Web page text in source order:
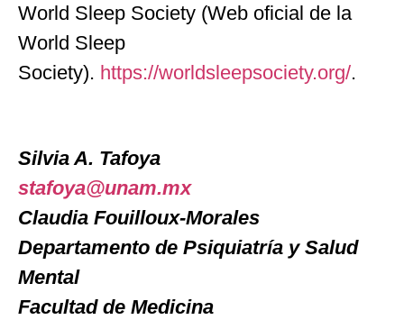
World Sleep Society (Web oficial de la
World Sleep
Society). https://worldsleepsociety.org/.
Silvia A. Tafoya
stafoya@unam.mx
Claudia Fouilloux-Morales
Departamento de Psiquiatría y Salud
Mental
Facultad de Medicina